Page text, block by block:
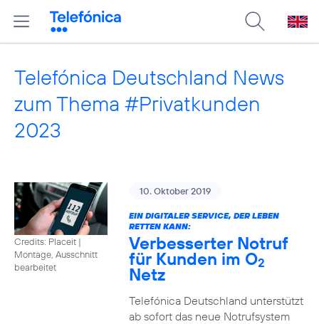
Telefónica Deutschland News
zum Thema #Privatkunden
2023
Credits: Placeit |
Montage, Ausschnitt
bearbeitet
10. Oktober 2019
EIN DIGITALER SERVICE, DER LEBEN
RETTEN KANN:
Verbesserter Notruf
für Kunden im O2
Netz
Telefónica Deutschland unterstützt
ab sofort das neue Notrufsystem